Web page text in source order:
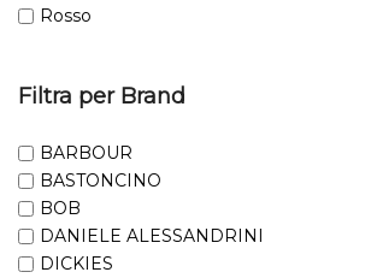
Rosso
Filtra per Brand
BARBOUR
BASTONCINO
BOB
DANIELE ALESSANDRINI
DICKIES